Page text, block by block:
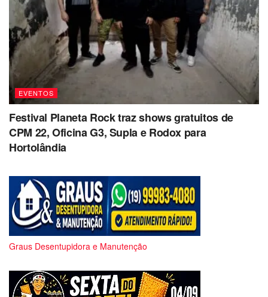
EVENTOS
Festival Planeta Rock traz shows gratuitos de
CPM 22, Oficina G3, Supla e Rodox para
Hortolândia
Graus Desentupidora e Manutenção